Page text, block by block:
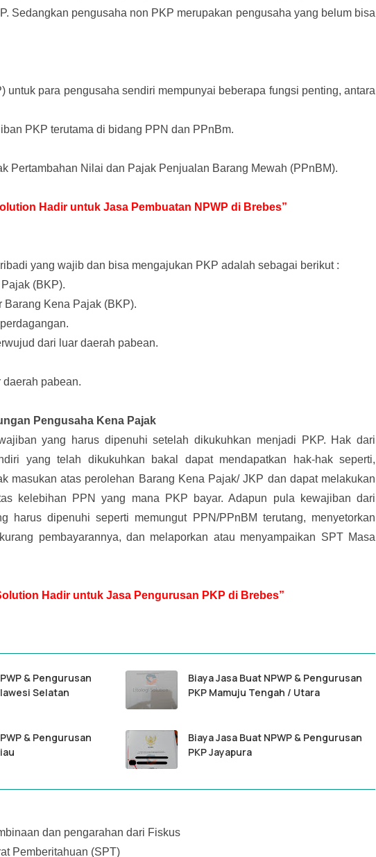
Sedangkan pengusaha non PKP merupakan pengusaha yang belum bisa
untuk para pengusaha sendiri mempunyai beberapa fungsi penting, antara
PKP terutama di bidang PPN dan PPnBm.
Pertambahan Nilai dan Pajak Penjualan Barang Mewah (PPnBM).
Hadir untuk Jasa Pembuatan NPWP di Brebes”
yang wajib dan bisa mengajukan PKP adalah sebagai berikut :
(BKP).
Barang Kena Pajak (BKP).
dari luar daerah pabean.
daerah pabean.
Pengusaha Kena Pajak
yang harus dipenuhi setelah dikukuhkan menjadi PKP. Hak dari
yang telah dikukuhkan bakal dapat mendapatkan hak-hak seperti,
masukan atas perolehan Barang Kena Pajak/ JKP dan dapat melakukan
kelebihan PPN yang mana PKP bayar. Adapun pula kewajiban dari
harus dipenuhi seperti memungut PPN/PPnBM terutang, menyetorkan
pembayarannya, dan melaporkan atau menyampaikan SPT Masa
Hadir untuk Jasa Pengurusan PKP di Brebes”
& Pengurusan
Selatan
Biaya Jasa Buat NPWP & Pengurusan
PKP Mamuju Tengah / Utara
& Pengurusan
Biaya Jasa Buat NPWP & Pengurusan
PKP Jayapura
dan pengarahan dari Fiskus
Pemberitahuan (SPT)